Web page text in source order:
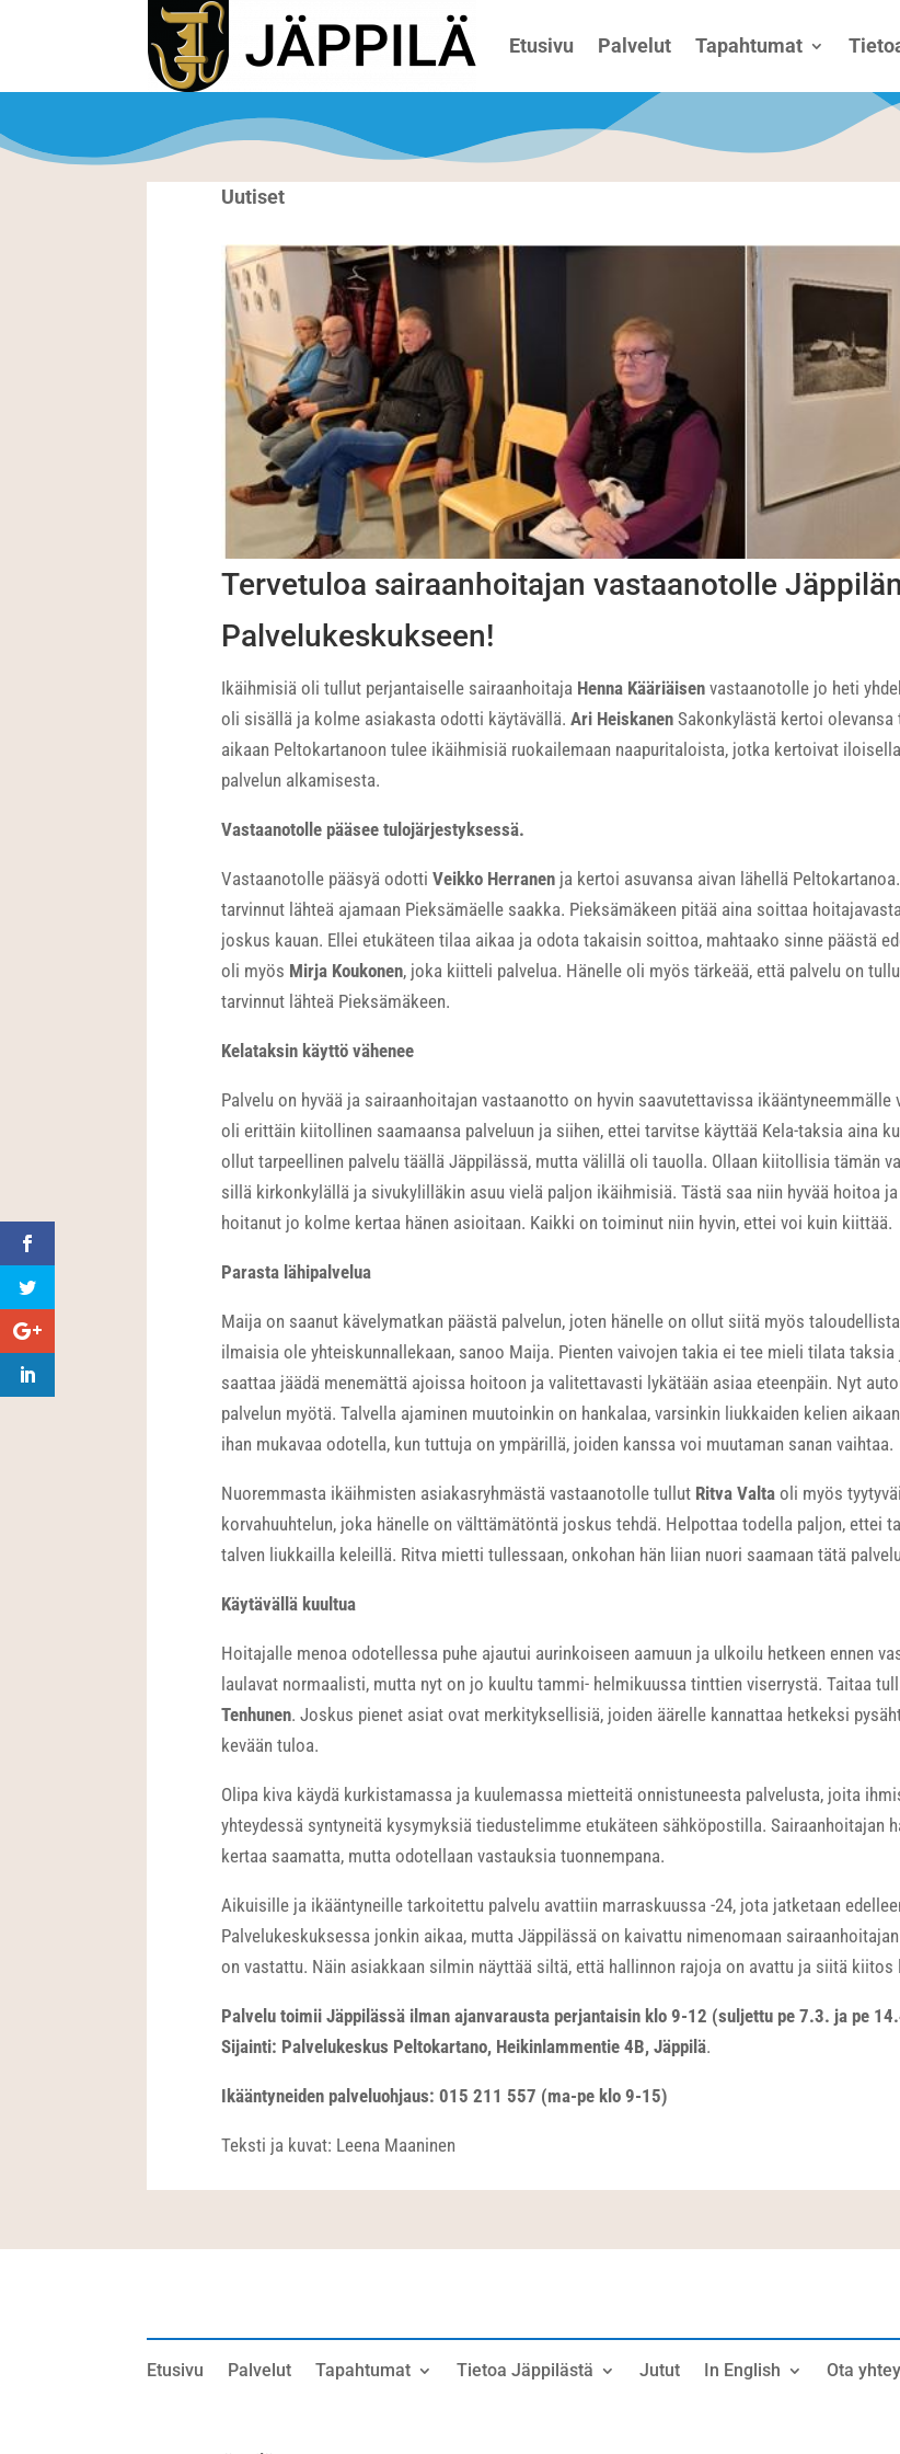
Etusivu Palvelut Tapahtumat
Uutiset
Tervetuloa sairaanhoitajan vastaanotolle
Palvelukeskukseen!
Ikäihmisiä oli tullut perjantaiselle sairaanhoitaja Henna Kääriäisenvastaanotolle jo heti
oli sisällä ja kolme asiakasta odotti käytävällä. Ari HeiskanenSakonkylästä kertoi olevansa
aikaan Peltokartanoon tulee ikäihmisiä ruokailemaan naapuritaloista, jotka kertoivat
palvelun alkamisesta.
Vastaanotolle pääsee tulojärjestyksessä.
Vastaanotolle pääsyä odotti Veikko Herranenja kertoi asuvansa aivan lähellä
tarvinnut lähteä ajamaan Pieksämäelle saakka. Pieksämäkeen pitää aina soittaa
joskus kauan. Ellei etukäteen tilaa aikaa ja odota takaisin soittoa, mahtaako sinne päästä
oli myös Mirja Koukonen, joka kiitteli palvelua. Hänelle oli myös tärkeää, että palvelu on
tarvinnut lähteä Pieksämäkeen.
Kelataksin käyttö vähenee
Palvelu on hyvää ja sairaanhoitajan vastaanotto on hyvin saavutettavissa ikääntyneemmälle
oli erittäin kiitollinen saamaansa palveluun ja siihen, ettei tarvitse käyttää Kela-taksia aina
ollut tarpeellinen palvelu täällä Jäppilässä, mutta välillä oli tauolla. Ollaan kiitollisia tämän
sillä kirkonkylällä ja sivukylilläkin asuu vielä paljon ikäihmisiä. Tästä saa niin hyvää hoitoa
hoitanut jo kolme kertaa hänen asioitaan. Kaikki on toiminut niin hyvin, ettei voi kuin kiittää.
Parasta lähipalvelua
Maija on saanut kävelymatkan päästä palvelun, joten hänelle on ollut siitä myös
ilmaisia ole yhteiskunnallekaan, sanoo Maija. Pienten vaivojen takia ei tee mieli tilata
saattaa jäädä menemättä ajoissa hoitoon ja valitettavasti lykätään asiaa eteenpäin. Nyt
palvelun myötä. Talvella ajaminen muutoinkin on hankalaa, varsinkin liukkaiden kelien
ihan mukavaa odotella, kun tuttuja on ympärillä, joiden kanssa voi muutaman sanan vaihtaa.
Nuoremmasta ikäihmisten asiakasryhmästä vastaanotolle tullut Ritva Valta oli myös
korvahuuhtelun, joka hänelle on välttämätöntä joskus tehdä. Helpottaa todella paljon, ettei
talven liukkailla keleillä. Ritva mietti tullessaan, onkohan hän liian nuori saamaan tätä
Käytävällä kuultua
Hoitajalle menoa odotellessa puhe ajautui aurinkoiseen aamuun ja ulkoilu hetkeen ennen
laulavat normaalisti, mutta nyt on jo kuultu tammi- helmikuussa tinttien viserrystä. Taitaa
Tenhunen. Joskus pienet asiat ovat merkityksellisiä, joiden äärelle kannattaa hetkeksi
kevään tuloa.
Olipa kiva käydä kurkistamassa ja kuulemassa mietteitä onnistuneesta palvelusta, joita
yhteydessä syntyneitä kysymyksiä tiedustelimme etukäteen sähköpostilla. Sairaanhoitajan
kertaa saamatta, mutta odotellaan vastauksia tuonnempana.
Aikuisille ja ikääntyneille tarkoitettu palvelu avattiin marraskuussa -24, jota jatketaan
Palvelukeskuksessa jonkin aikaa, mutta Jäppilässä on kaivattu nimenomaan
on vastattu. Näin asiakkaan silmin näyttää siltä, että hallinnon rajoja on avattu ja siitä kiitos
Palvelu toimii Jäppilässä ilman ajanvarausta perjantaisin klo 9-12 (suljettu pe 7.3. ja pe
Sijainti: Palvelukeskus Peltokartano, Heikinlammentie 4B, Jäppilä.
Ikääntyneiden palveluohjaus: 015 211 557 (ma-pe klo 9-15)
Teksti ja kuvat: Leena Maaninen
Etusivu Palvelut Tapahtumat Tietoa Jäppilästä Jutut In English Ota